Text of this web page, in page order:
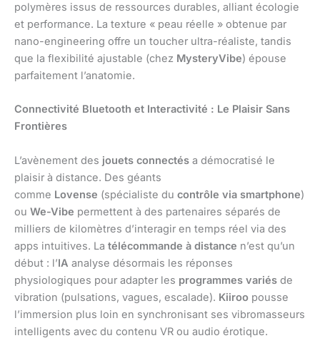
polymères issus de ressources durables, alliant écologie
et performance. La texture « peau réelle » obtenue par
nano-engineering offre un toucher ultra-réaliste, tandis
que la flexibilité ajustable (chez MysteryVibe) épouse
parfaitement l’anatomie.
Connectivité Bluetooth et Interactivité : Le Plaisir Sans
Frontières
L’avènement des jouets connectés a démocratisé le
plaisir à distance. Des géants
comme Lovense (spécialiste du contrôle via smartphone)
ou We-Vibe permettent à des partenaires séparés de
milliers de kilomètres d’interagir en temps réel via des
apps intuitives. La télécommande à distance n’est qu’un
début : l’IA analyse désormais les réponses
physiologiques pour adapter les programmes variés de
vibration (pulsations, vagues, escalade). Kiiroo pousse
l’immersion plus loin en synchronisant ses vibromasseurs
intelligents avec du contenu VR ou audio érotique.